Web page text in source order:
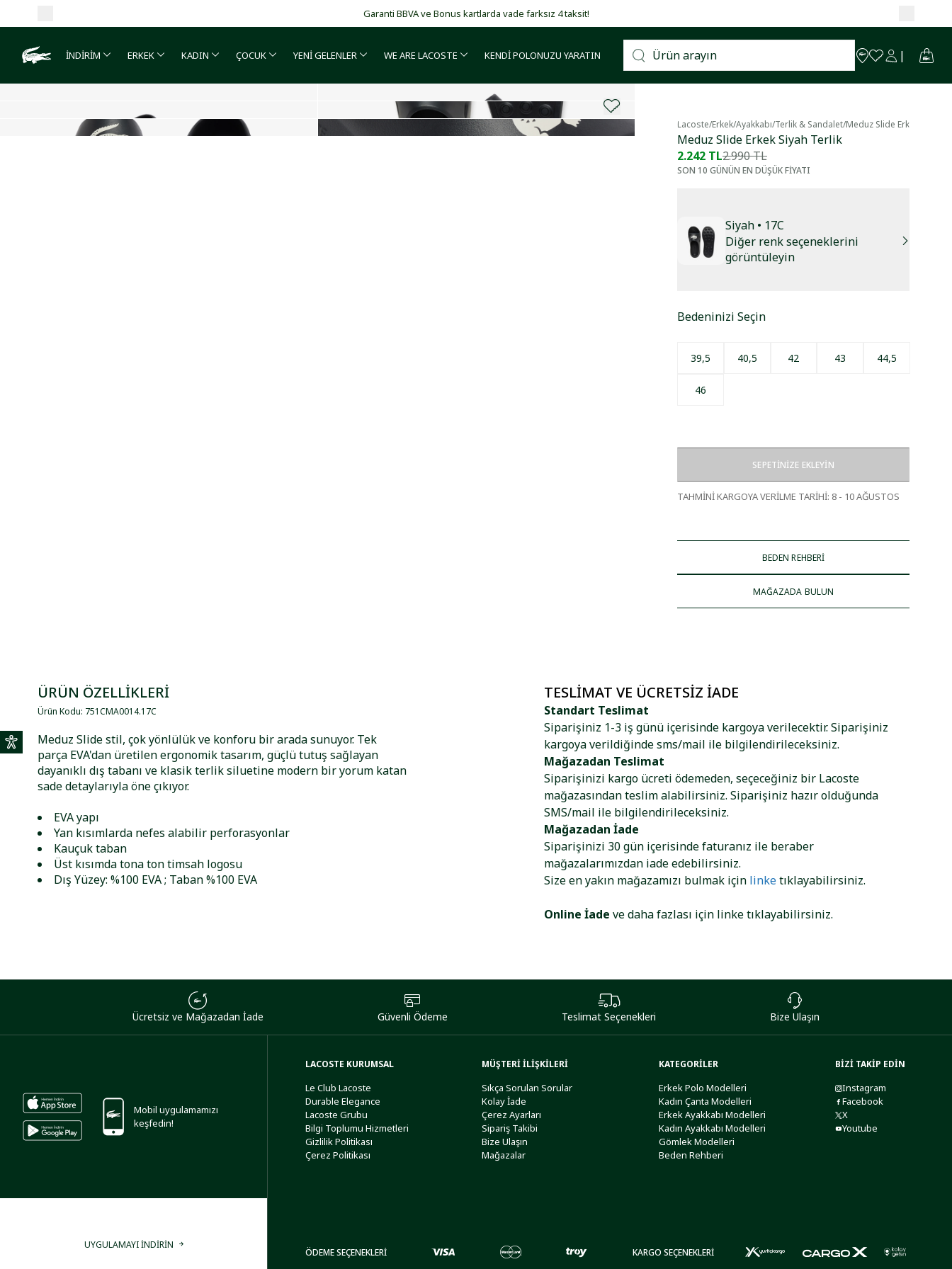
Garanti BBVA ve Bonus kartlarda vade farksız 4 taksit!
İNDİRİM ERKEK KADIN ÇOCUK YENİ GELENLER WE ARE LACOSTE KENDİ POLONUZU YARATIN
Lacoste/Erkek/Ayakkabı/Terlik & Sandalet/Meduz Slide Erkek Siyah
Meduz Slide Erkek Siyah Terlik
2.242 TL2.990 TL
SON 10 GÜNÜN EN DÜŞÜK FİYATI
Bedeninizi Seçin
39,5 40,5 42 43 44,5
46
Siyah • 17C
Diğer renk seçeneklerini
görüntüleyin
SEPETİNİZE EKLEYİN
TAHMİNİ KARGOYA VERİLME TARİHİ: 8 - 10 AĞUSTOS
BEDEN REHBERİ
MAĞAZADA BULUN
ÜRÜN ÖZELLİKLERİ
Ürün Kodu: 751CMA0014.17C
Meduz Slide stil, çok yönlülük ve konforu bir arada sunuyor. Tek
parça EVA'dan üretilen ergonomik tasarım, güçlü tutuş sağlayan
dayanıklı dış tabanı ve klasik terlik siluetine modern bir yorum katan
sade detaylarıyla öne çıkıyor.
EVA yapı
Yan kısımlarda nefes alabilir perforasyonlar
Kauçuk taban
Üst kısımda tona ton timsah logosu
Dış Yüzey: %100 EVA ; Taban %100 EVA
TESLIMAT VE ÜCRETSIZ İADE
Standart Teslimat
Siparişiniz 1-3 iş günü içerisinde kargoya verilecektir. Siparişiniz
kargoya verildiğinde sms/mail ile bilgilendirileceksiniz.
Mağazadan Teslimat
Siparişinizi kargo ücreti ödemeden, seçeceğiniz bir Lacoste
mağazasından teslim alabilirsiniz. Siparişiniz hazır olduğunda
SMS/mail ile bilgilendirileceksiniz.
Mağazadan İade
Siparişinizi 30 gün içerisinde faturanız ile beraber
mağazalarımızdan iade edebilirsiniz.
Size en yakın mağazamızı bulmak için linketıklayabilirsiniz.
Online İade ve daha fazlası için linketıklayabilirsiniz.
Ücretsiz ve Mağazadan İade Güvenli Ödeme Teslimat Seçenekleri Bize Ulaşın
Mobil uygulamamızı
keşfedin!
UYGULAMAYI İNDİRİN
LACOSTE KURUMSAL
Le Club Lacoste
Durable Elegance
Lacoste Grubu
Bilgi Toplumu Hizmetleri
Gizlilik Politikası
Çerez Politikası
MÜŞTERİ İLİŞKİLERİ
Sıkça Sorulan Sorular
Kolay İade
Çerez Ayarları
Sipariş Takibi
Bize Ulaşın
Mağazalar
KATEGORİLER
Erkek Polo Modelleri
Kadın Çanta Modelleri
Erkek Ayakkabı Modelleri
Kadın Ayakkabı Modelleri
Gömlek Modelleri
Beden Rehberi
BİZİ TAKİP EDİN
Instagram
Facebook
X
Youtube
ÖDEME SEÇENEKLERİ KARGO SEÇENEKLERİ